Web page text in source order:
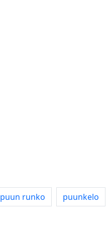
puun runko puunkelo